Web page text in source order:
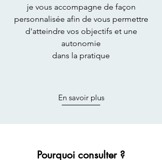
je vous accompagne de façon
personnalisée afin de vous permettre
d'atteindre vos objectifs et une
autonomie
dans la pratique
En savoir plus
Pourquoi consulter ?